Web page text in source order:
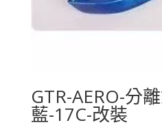
GTR-AERO-分
藍-17C-改裝